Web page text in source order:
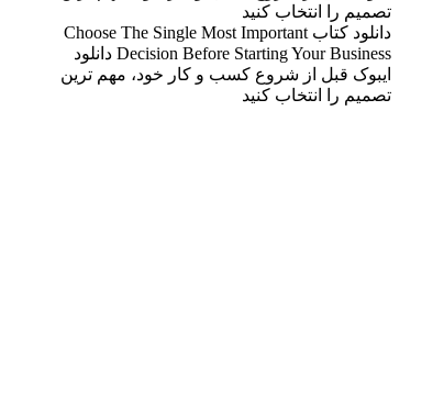
دانلود کتاب Choose The Single Most Important
Decision Before Starting Your Business دانلود
ایبوک قبل از شروع کسب و کار خود، مهم ترین
تصمیم را انتخاب کنید